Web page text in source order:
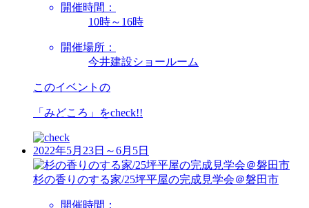
開催時間：
10時～16時
開催場所：
今井建設ショールーム
このイベントの
「みどころ」をcheck!!
2022年5月23日～6月5日
杉の香りのする家/25坪平屋の完成見学会＠磐田市
開催時間：